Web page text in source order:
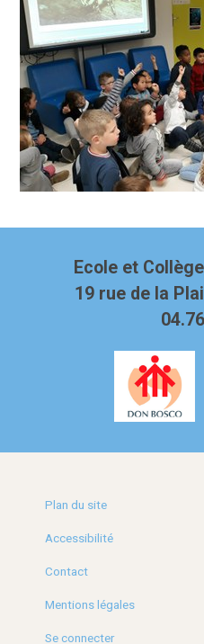
Ecole et
19 rue de la
Plan du site
Accessibilité
Contact
Mentions légales
Se connecter